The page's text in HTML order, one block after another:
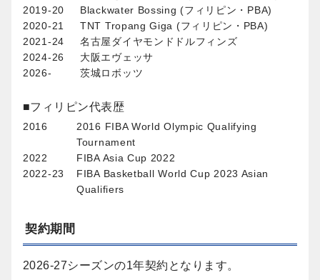
2019-20
Blackwater Bossing (フィリピン・PBA)
2020-21
TNT Tropang Giga (フィリピン・PBA)
2021-24
名古屋ダイヤモンドドルフィンズ
2024-26
大阪エヴェッサ
2026-
茨城ロボッツ
■フィリピン代表歴
2016
2016 FIBA World Olympic Qualifying
Tournament
2022
FIBA Asia Cup 2022
2022-23
FIBA Basketball World Cup 2023 Asian
Qualifiers
契約期間
2026-27シーズンの1年契約となります。